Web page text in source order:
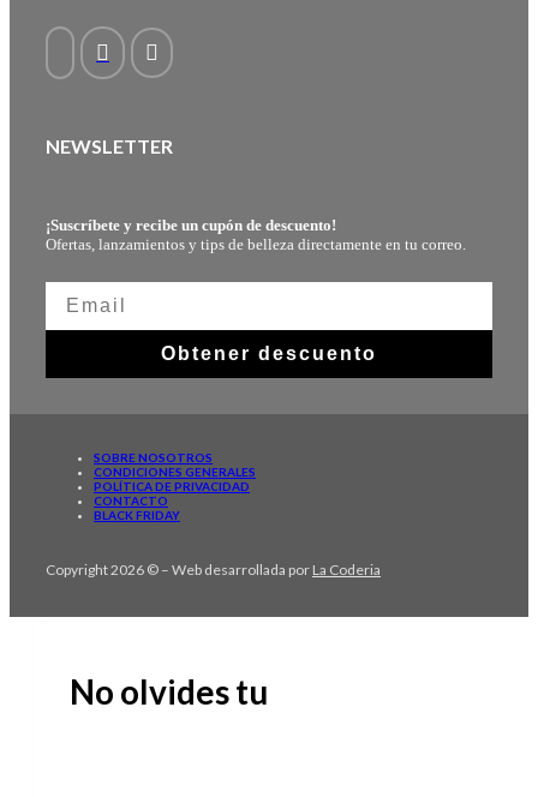
NEWSLETTER
¡Suscríbete y recibe un cupón de descuento!
Ofertas, lanzamientos y tips de belleza directamente en tu correo.
Obtener descuento
SOBRE NOSOTROS
CONDICIONES GENERALES
POLÍTICA DE PRIVACIDAD
CONTACTO
BLACK FRIDAY
Copyright 2026 © – Web desarrollada por La Coderia
No olvides tu